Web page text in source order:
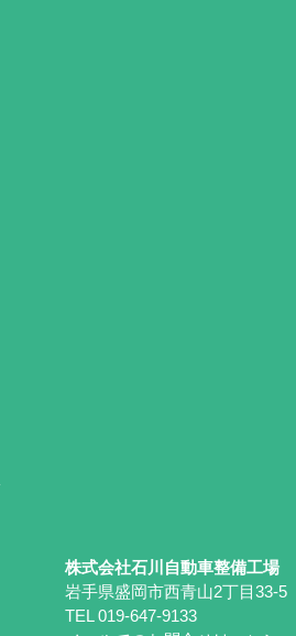
株式会社石川自動車整備工場
岩手県盛岡市西青山2丁目33-5
TEL 019-647-9133